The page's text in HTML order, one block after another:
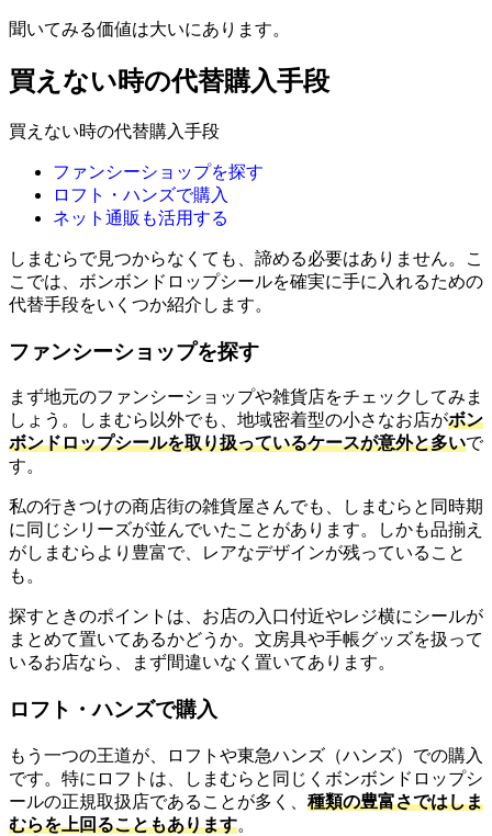
聞いてみる価値は大いにあります。
買えない時の代替購入手段
買えない時の代替購入手段
ファンシーショップを探す
ロフト・ハンズで購入
ネット通販も活用する
しまむらで見つからなくても、諦める必要はありません。こ
こでは、ボンボンドロップシールを確実に手に入れるための
代替手段をいくつか紹介します。
ファンシーショップを探す
まず地元のファンシーショップや雑貨店をチェックしてみま
しょう。しまむら以外でも、地域密着型の小さなお店がボン
ボンドロップシールを取り扱っているケースが意外と多いで
す。
私の行きつけの商店街の雑貨屋さんでも、しまむらと同時期
に同じシリーズが並んでいたことがあります。しかも品揃え
がしまむらより豊富で、レアなデザインが残っていること
も。
探すときのポイントは、お店の入口付近やレジ横にシールが
まとめて置いてあるかどうか。文房具や手帳グッズを扱って
いるお店なら、まず間違いなく置いてあります。
ロフト・ハンズで購入
もう一つの王道が、ロフトや東急ハンズ（ハンズ）での購入
です。特にロフトは、しまむらと同じくボンボンドロップシ
ールの正規取扱店であることが多く、 種類の豊富さではしま
むらを上回ることもあります。